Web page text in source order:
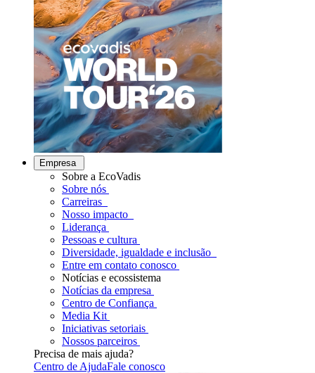
Empresa
Sobre a EcoVadis
Sobre nós
Carreiras
Nosso impacto
Liderança
Pessoas e cultura
Diversidade, igualdade e inclusão
Entre em contato conosco
Notícias e ecossistema
Notícias da empresa
Centro de Confiança
Media Kit
Iniciativas setoriais
Nossos parceiros
Precisa de mais ajuda?
Centro de AjudaFale conosco